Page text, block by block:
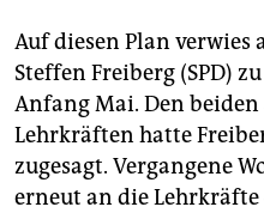
Auf diesen Plan
Steffen Freiberg (SPD)
Anfang Mai. Den
Lehrkräften hatte
zugesagt. Vergangene
erneut an die Lehrkräfte